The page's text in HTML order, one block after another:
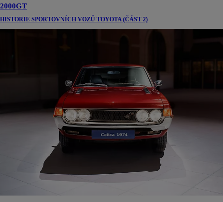
2000GT
HISTORIE SPORTOVNÍCH VOZŮ TOYOTA (ČÁST 2)